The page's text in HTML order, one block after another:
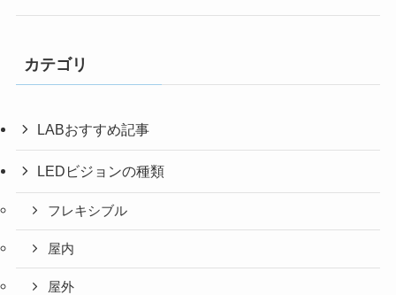
カテゴリ
LABおすすめ記事
LEDビジョンの種類
フレキシブル
屋内
屋外